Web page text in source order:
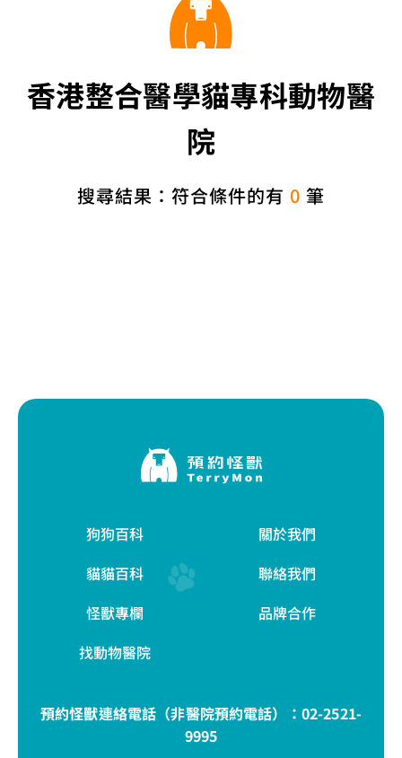
香港整合醫學貓專科動物醫
院
搜尋結果：符合條件的有 0 筆
狗狗百科
貓貓百科
怪獸專欄
找動物醫院
關於我們
聯絡我們
品牌合作
預約怪獸連絡電話（非醫院預約電話）： 02-2521-
9995